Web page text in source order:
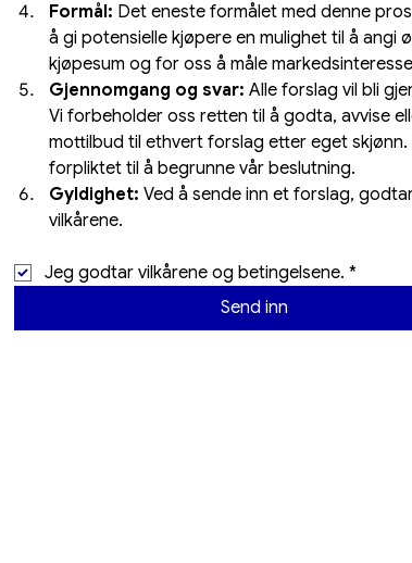
Formål: Det eneste formålet med denne
å gi potensielle kjøpere en mulighet til å angi
kjøpesum og for oss å måle
Gjennomgang og svar: Alle forslag vil bli
Vi forbeholder oss retten til å godta, avvise
mottilbud til ethvert forslag etter eget skjønn.
forpliktet til å begrunne vår beslutning.
Gyldighet: Ved å sende inn et forslag,
vilkårene.
Jeg godtar vilkårene og betingelsene. *
Send inn